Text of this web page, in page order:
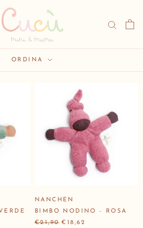
ORDINA
NANCHEN
BIMBO NODINO - ROSA
€21,90 €18,62